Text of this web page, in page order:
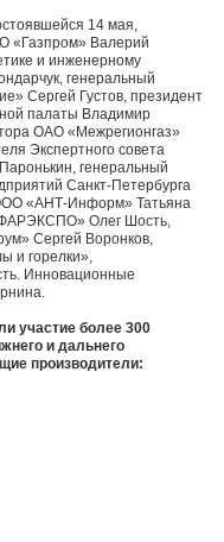
14 мая,
«Газпром» Валерий
и инженерному
генеральный
Сергей Густов, президент
палаты Владимир
ОАО «Межрегионгаз»
Экспертного совета
генеральный
Санкт-Петербурга
«АНТ-Информ» Татьяна
Олег Шость,
Сергей Воронков,
и горелки»,
Инновационные
участие более 300
и дальнего
производители: